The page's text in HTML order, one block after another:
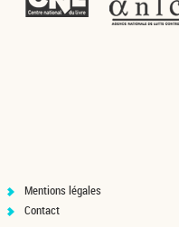
Mentions légales
Contact